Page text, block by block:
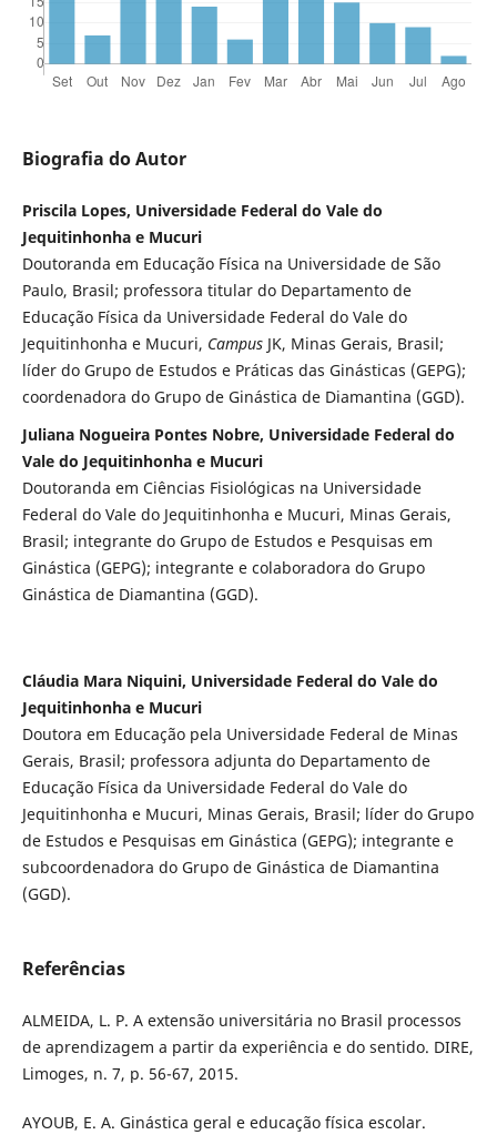
Biografia do Autor
Priscila Lopes, Universidade Federal do Vale do
Jequitinhonha e Mucuri
Doutoranda em Educação Física na Universidade de São
Paulo, Brasil; professora titular do Departamento de
Educação Física da Universidade Federal do Vale do
Jequitinhonha e Mucuri, CampusJK, Minas Gerais, Brasil;
líder do Grupo de Estudos e Práticas das Ginásticas (GEPG);
coordenadora do Grupo de Ginástica de Diamantina (GGD).
Juliana Nogueira Pontes Nobre, Universidade Federal do
Vale do Jequitinhonha e Mucuri
Doutoranda em Ciências Fisiológicas na Universidade
Federal do Vale do Jequitinhonha e Mucuri, Minas Gerais,
Brasil; integrante do Grupo de Estudos e Pesquisas em
Ginástica (GEPG); integrante e colaboradora do Grupo
Ginástica de Diamantina (GGD).
Cláudia Mara Niquini, Universidade Federal do Vale do
Jequitinhonha e Mucuri
Doutora em Educação pela Universidade Federal de Minas
Gerais, Brasil; professora adjunta do Departamento de
Educação Física da Universidade Federal do Vale do
Jequitinhonha e Mucuri, Minas Gerais, Brasil; líder do Grupo
de Estudos e Pesquisas em Ginástica (GEPG); integrante e
subcoordenadora do Grupo de Ginástica de Diamantina
(GGD).
Referências
ALMEIDA, L. P. A extensão universitária no Brasil processos
de aprendizagem a partir da experiência e do sentido. DIRE,
Limoges, n. 7, p. 56-67, 2015.
AYOUB, E. A. Ginástica geral e educação física escolar.